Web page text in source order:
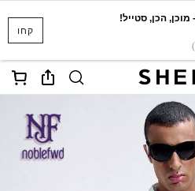
קחו